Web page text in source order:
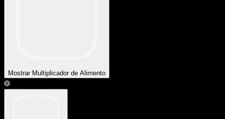
Mostrar Multiplicador de Alimento